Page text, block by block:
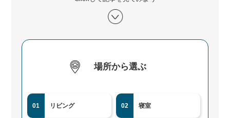
場所から選ぶ
01 リビング 02 寝室